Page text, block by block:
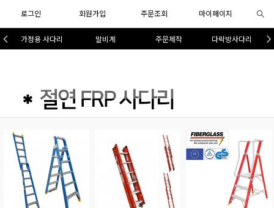
로그인 회원가입 주문조회 마이페이지
가정용 사다리 말비계 주문제작 다락방사다리